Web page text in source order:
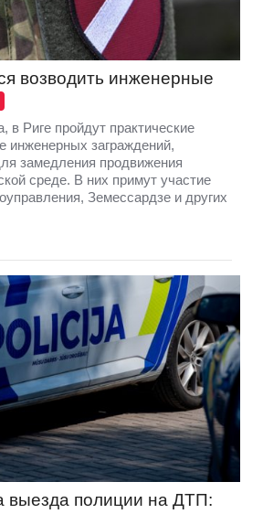
возводить инженерные
в Риге пройдут практические
инженерных заграждений,
замедления продвижения
среде. В них примут участие
Земессардзе и других
выезда полиции на ДТП: